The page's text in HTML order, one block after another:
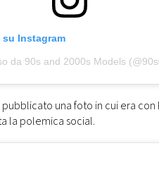
Instagram
da 90s and 2000s Models
pubblicato una foto in cui era
la polemica social.